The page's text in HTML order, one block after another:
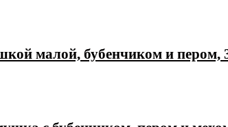
малой, бубенчиком и пером,